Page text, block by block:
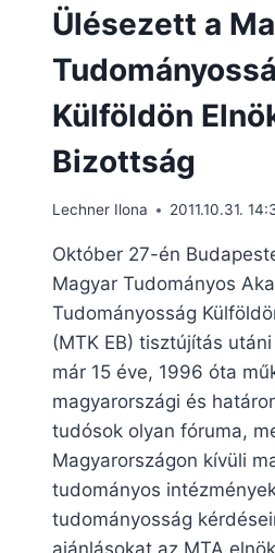
Ülésezett a
Külföldön
Bizottság
Lechner Ilona 2011.10.31.
Október 27-én
Magyar Tudományos
Tudományosság
(MTK EB) tisztújítás
már 15 éve, 1996 óta
magyarországi és
tudósok olyan fóruma,
Magyarországon kívüli
tudományos
tudományosság